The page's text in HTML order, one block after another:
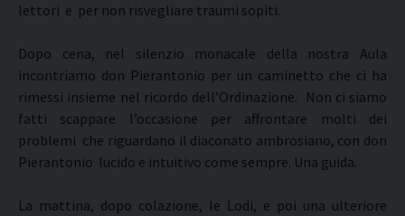
lettori e per non risvegliare traumi sopiti.
Dopo cena, nel silenzio monacale della nostra Aula
incontriamo don Pierantonio per un caminetto che ci ha
rimessi insieme nel ricordo dell’Ordinazione. Non ci siamo
fatti scappare l’occasione per affrontare molti dei
problemi che riguardano il diaconato ambrosiano, con don
Pierantonio lucido e intuitivo come sempre. Una guida.
La mattina, dopo colazione, le Lodi, e poi una ulteriore